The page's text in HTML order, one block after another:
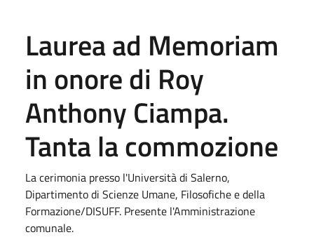
Laurea ad Memoriam
in onore di Roy
Anthony Ciampa.
Tanta la commozione
La cerimonia presso l'Università di Salerno,
Dipartimento di Scienze Umane, Filosofiche e della
Formazione/DISUFF. Presente l'Amministrazione
comunale.